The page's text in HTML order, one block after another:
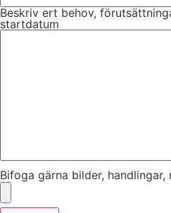
Beskriv ert behov,
startdatum
Bifoga gärna bilder, handlingar,